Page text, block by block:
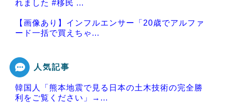
れました #移民 ...
【画像あり】インフルエンサー「20歳でアルファ
ード一括で買えちゃ...
Powered by livedoor 相互RSS
人気記事
韓国人「熊本地震で見る日本の土木技術の完全勝
利をご覧ください」→...